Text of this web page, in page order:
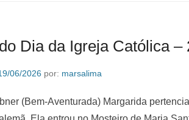
Dia da Igreja Católica –
06/2026 por: marsalima
(Bem-Aventurada) Margarida